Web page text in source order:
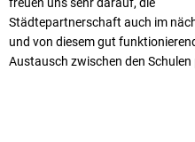
Städtepartnerschaft auch im
und von diesem gut
Austausch zwischen den